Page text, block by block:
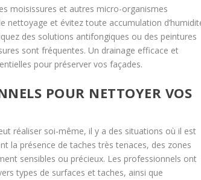
moisissures et autres micro-organismes
nettoyage et évitez toute accumulation
des solutions antifongiques ou des peintures
sont fréquentes. Un drainage efficace et
pour préserver vos façades.
POUR NETTOYER VOS
réaliser soi-même, il y a des situations où il est
la présence de taches très tenaces, des zones
sensibles ou précieux. Les professionnels ont
types de surfaces et taches, ainsi que